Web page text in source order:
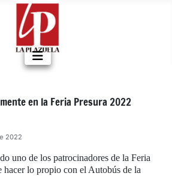
en la Feria Presura 2022
2022
uno de los patrocinadores de la Feria
hacer lo propio con el Autobús de la